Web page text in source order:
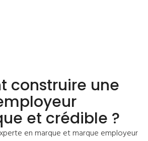
construire une
et crédible ?
en marque et marque employeur